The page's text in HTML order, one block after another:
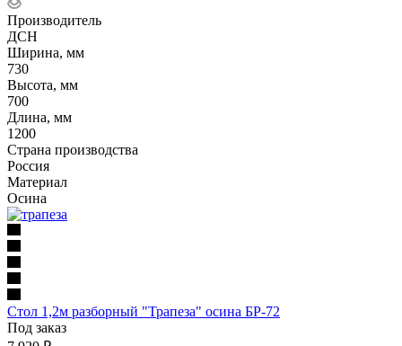
Производитель
ДСН
Ширина, мм
730
Высота, мм
700
Длина, мм
1200
Страна производства
Россия
Материал
Осина
Стол 1,2м разборный "Трапеза" осина БР-72
Под заказ